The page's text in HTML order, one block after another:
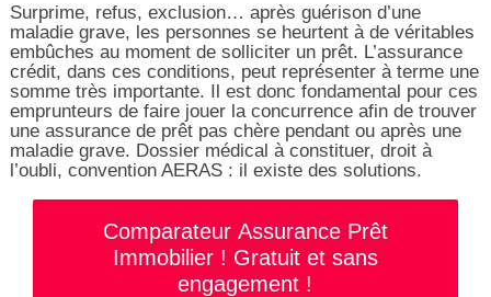
Surprime, refus, exclusion… après guérison d’une
maladie grave, les personnes se heurtent à de véritables
embûches au moment de solliciter un prêt. L’assurance
crédit, dans ces conditions, peut représenter à terme une
somme très importante. Il est donc fondamental pour ces
emprunteurs de faire jouer la concurrence afin de trouver
une assurance de prêt pas chère pendant ou après une
maladie grave. Dossier médical à constituer, droit à
l’oubli, convention AERAS : il existe des solutions.
Comparateur Assurance Prêt
Immobilier ! Gratuit et sans
engagement !